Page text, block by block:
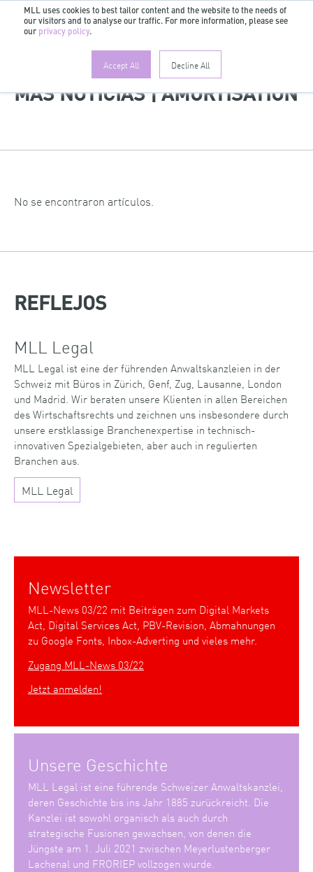
MLL uses cookies to best tailor content and the website to the needs of
our visitors and to analyse our traffic. For more information, please see
our privacy policy.
Accept All Decline All
ES
MÁS NOTICIAS | AMORTISATION
No se encontraron artículos.
REFLEJOS
MLL Legal
MLL Legal ist eine der führenden Anwaltskanzleien in der
Schweiz mit Büros in Zürich, Genf, Zug, Lausanne, London
und Madrid. Wir beraten unsere Klienten in allen Bereichen
des Wirtschaftsrechts und zeichnen uns insbesondere durch
unsere erstklassige Branchenexpertise in technisch-
innovativen Spezialgebieten, aber auch in regulierten
Branchen aus.
MLL Legal
Newsletter
MLL-News 03/22 mit Beiträgen zum Digital Markets
Act, Digital Services Act, PBV-Revision, Abmahnungen
zu Google Fonts, Inbox-Adverting und vieles mehr.
Zugang MLL-News 03/22
Jetzt anmelden!
Unsere Geschichte
MLL Legal ist eine führende Schweizer Anwaltskanzlei,
deren Geschichte bis ins Jahr 1885 zurückreicht. Die
Kanzlei ist sowohl organisch als auch durch
strategische Fusionen gewachsen, von denen die
Jüngste am 1. Juli 2021 zwischen Meyerlustenberger
Lachenal und FRORIEP vollzogen wurde.